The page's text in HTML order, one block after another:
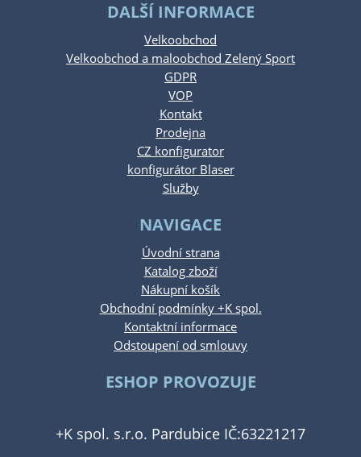
DALŠÍ INFORMACE
Velkoobchod
Velkoobchod a maloobchod Zelený Sport
GDPR
VOP
Kontakt
Prodejna
CZ konfigurator
konfigurátor Blaser
Služby
NAVIGACE
Úvodní strana
Katalog zboží
Nákupní košík
Obchodní podmínky +K spol.
Kontaktní informace
Odstoupení od smlouvy
ESHOP PROVOZUJE
+K spol. s.r.o. Pardubice IČ:63221217